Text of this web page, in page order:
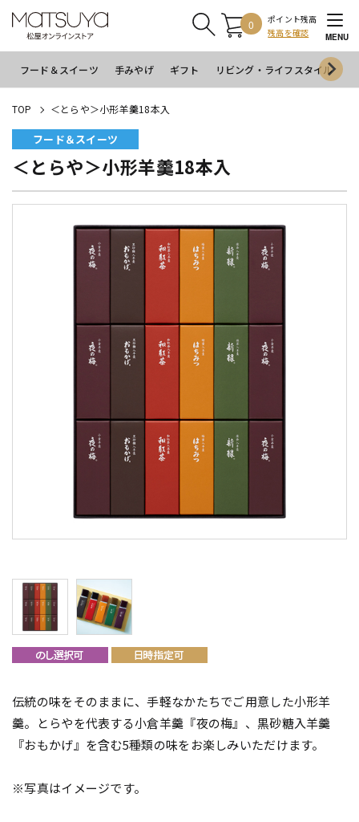
0
ポイント残高
残高を確認
MENU
フード＆スイーツ 手みやげ ギフト リビング・ライフスタイル
TOP ＜とらや＞小形羊羹18本入
フード＆スイーツ
＜とらや＞小形羊羹18本入
伝統の味をそのままに、手軽なかたちでご用意した小形羊
羹。とらやを代表する小倉羊羹『夜の梅』、黒砂糖入羊羹
『おもかげ』を含む5種類の味をお楽しみいただけます。
※写真はイメージです。